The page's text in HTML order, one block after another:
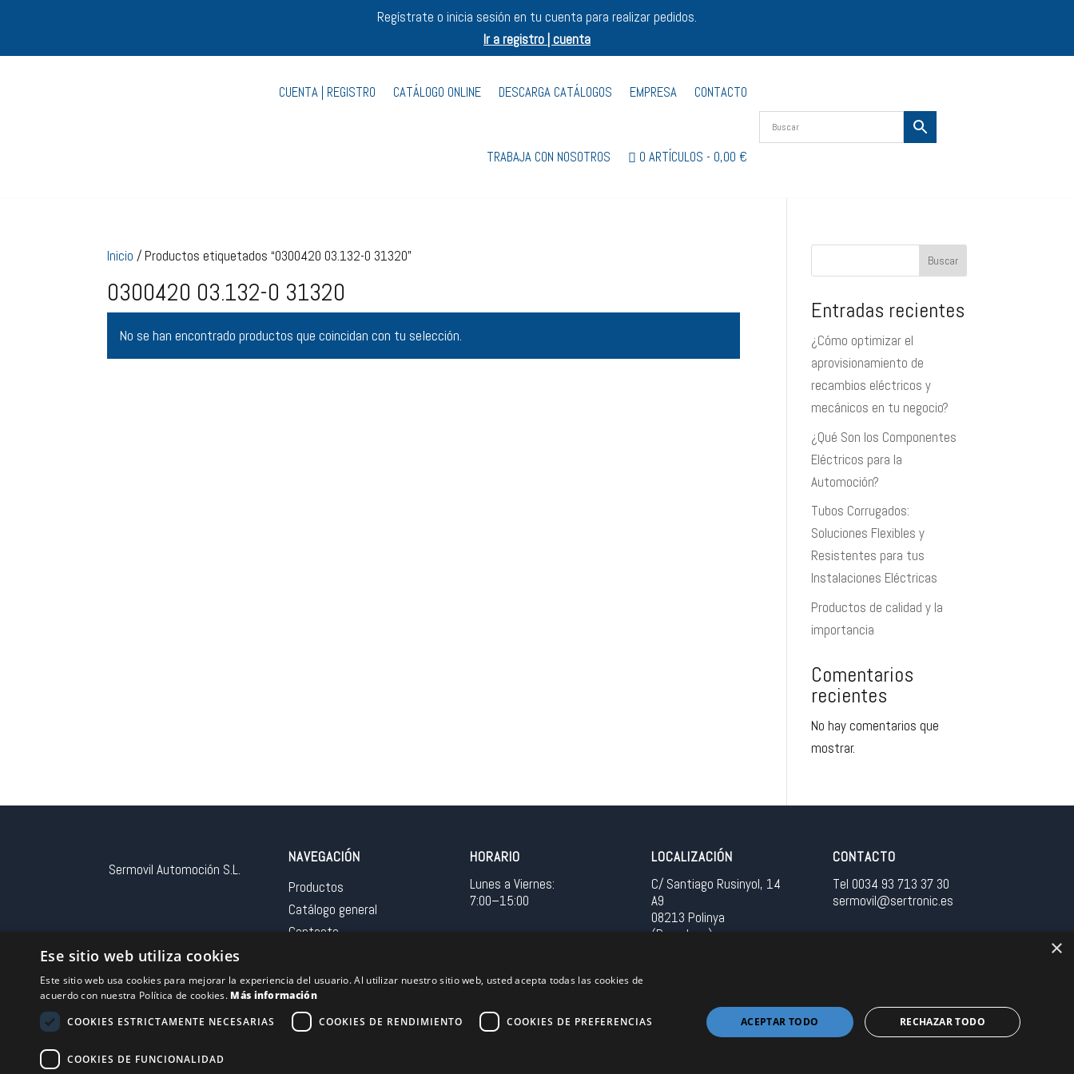
Regístrate o inicia sesión en tu cuenta para realizar pedidos.
Ir a registro | cuenta
CUENTA | REGISTRO CATÁLOGO ONLINE DESCARGA CATÁLOGOS EMPRESA CONTACTO
TRABAJA CON NOSOTROS 0 ARTÍCULOS 0,00 €
Inicio / Productos etiquetados “0300420 03.132-0 31320”
0300420 03.132-0 31320
No se han encontrado productos que coincidan con tu selección.
Buscar
Entradas recientes
¿Cómo optimizar el
aprovisionamiento de
recambios eléctricos y
mecánicos en tu negocio?
¿Qué Son los Componentes
Eléctricos para la
Automoción?
Tubos Corrugados:
Soluciones Flexibles y
Resistentes para tus
Instalaciones Eléctricas
Productos de calidad y la
importancia
Comentarios
recientes
No hay comentarios que
mostrar.
Sermovil Automoción S.L.
NAVEGACIÓN
Productos
Catálogo general
Contacto
HORARIO
Lunes a Viernes:
7:00–15:00
LOCALIZACIÓN
C/ Santiago Rusinyol, 14
A9
08213 Polinya
(Barcelona)
CONTACTO
Tel 0034 93 713 37 30
sermovil@sertronic.es
×
Ese sitio web utiliza cookies
Este sitio web usa cookies para mejorar la experiencia del usuario. Al utilizar nuestro sitio web, usted acepta todas las cookies de
acuerdo con nuestra Política de cookies. Más información
COOKIES ESTRICTAMENTE NECESARIAS
COOKIES DE RENDIMIENTO COOKIES DE PREFERENCIAS
COOKIES DE FUNCIONALIDAD
ACEPTAR TODO RECHAZAR TODO